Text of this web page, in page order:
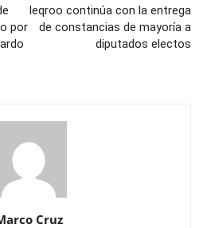
por
Ieqroo continúa con la entrega
de constancias de mayoría a
diputados electos
Cruz